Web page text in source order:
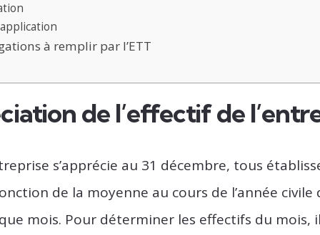
à remplir par l’ETT
de l’effectif de
s’apprécie au 31 décembre, tous
de la moyenne au cours de l’année civile
mois. Pour déterminer les effectifs du mois,